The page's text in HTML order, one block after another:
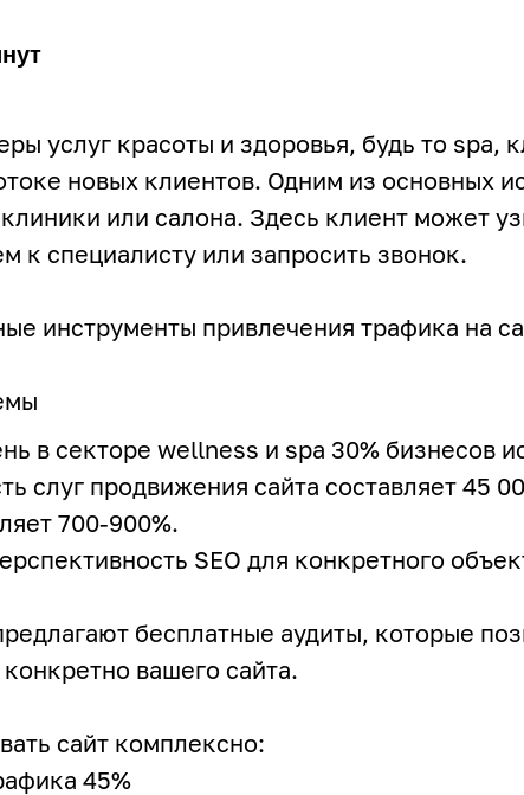
услуг красоты и здоровья, будь то spa,
новых клиентов. Одним из основных
или салона. Здесь клиент может
к специалисту или запросить звонок.
инструменты привлечения трафика на
в секторе wellness и spa 30% бизнесов
слуг продвижения сайта составляет 45
700-900%.
SEO для конкретного
бесплатные аудиты, которые
вашего сайта.
сайт комплексно:
45%